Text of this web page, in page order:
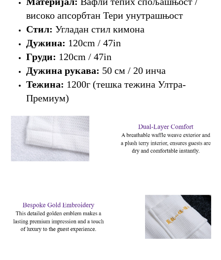
високо апсорбтан Тери унутрашњост
Стил: Угладан стил кимона
Дужина: 120cm / 47in
Груди: 120cm / 47in
Дужина рукава: 50 см / 20 инча
Тежина: 1200г (тешка тежина Ултра-
Премиум)